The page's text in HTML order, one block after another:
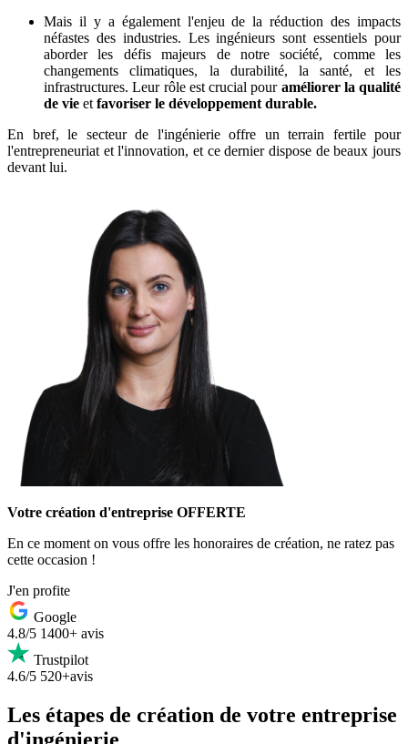
Mais il y a également l'enjeu de la réduction des impacts
néfastes des industries. Les ingénieurs sont essentiels pour
aborder les défis majeurs de notre société, comme les
changements climatiques, la durabilité, la santé, et les
infrastructures. Leur rôle est crucial pour améliorer la qualité
de vie et favoriser le développement durable.
En bref, le secteur de l'ingénierie offre un terrain fertile pour
l'entrepreneuriat et l'innovation, et ce dernier dispose de beaux jours
devant lui.
Votre création d'entreprise OFFERTE
En ce moment on vous offre les honoraires de création, ne ratez pas
cette occasion !
J'en profite
Google
4.8/5 1400+ avis
Trustpilot
4.6/5 520+avis
Les étapes de création de votre entreprise